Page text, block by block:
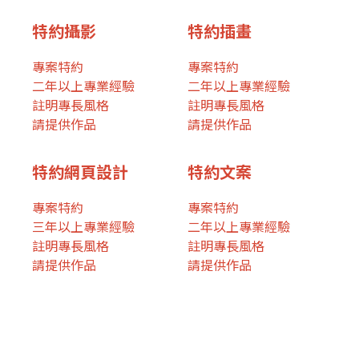
特約攝影
專案特約
二年以上專業經驗
註明專長風格
請提供作品
特約插畫
專案特約
二年以上專業經驗
註明專長風格
請提供作品
特約網頁設計
專案特約
三年以上專業經驗
註明專長風格
請提供作品
特約文案
專案特約
二年以上專業經驗
註明專長風格
請提供作品